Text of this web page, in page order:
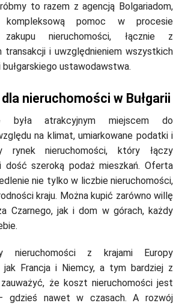
to razem z agencją Bolgariadom,
kompleksową pomoc w procesie
nieruchomości, łącznie z
transakcji i uwzględnieniem wszystkich
ustawodawstwa.
nieruchomości w Bułgarii
była atrakcyjnym miejscem do
na klimat, umiarkowane podatki i
rynek nieruchomości, który łączy
szeroką podaż mieszkań. Oferta
nie tylko w liczbie nieruchomości,
kraju. Można kupić zarówno willę
Czarnego, jak i dom w górach, każdy
nieruchomości z krajami Europy
jak Francja i Niemcy, a tym bardziej z
zauważyć, że koszt nieruchomości jest
gdzieś nawet w czasach. A rozwój